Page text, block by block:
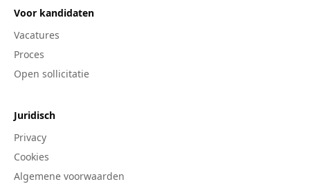
Voor kandidaten
Vacatures
Proces
Open sollicitatie
Juridisch
Privacy
Cookies
Algemene voorwaarden